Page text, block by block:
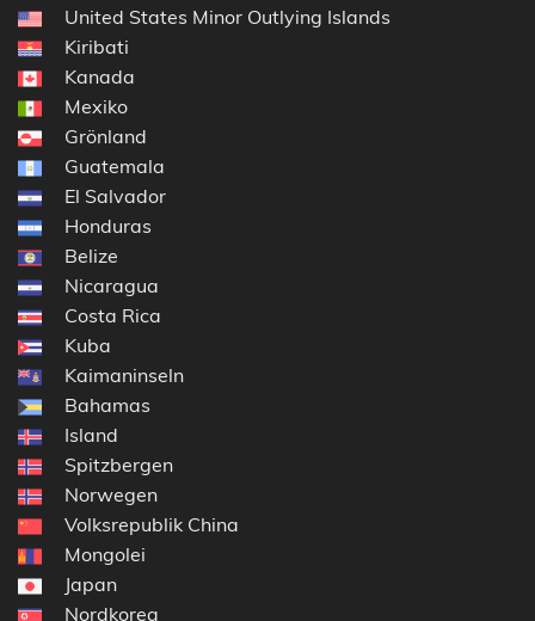
United States Minor Outlying Islands
Kiribati
Kanada
Mexiko
Grönland
Guatemala
El Salvador
Honduras
Belize
Nicaragua
Costa Rica
Kuba
Kaimaninseln
Bahamas
Island
Spitzbergen
Norwegen
Volksrepublik China
Mongolei
Japan
Nordkorea